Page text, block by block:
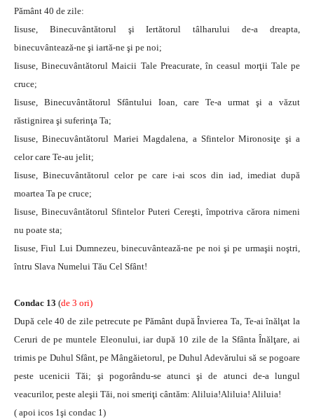
Pământ 40 de zile:
Iisuse, Binecuvântătorul şi Iertătorul tâlharului de-a dreapta,
binecuvântează-ne şi iartă-ne şi pe noi;
Iisuse, Binecuvântătorul Maicii Tale Preacurate, în ceasul morţii Tale pe
cruce;
Iisuse, Binecuvântătorul Sfântului Ioan, care Te-a urmat şi a văzut
răstignirea şi suferinţa Ta;
Iisuse, Binecuvântătorul Mariei Magdalena, a Sfintelor Mironosiţe şi a
celor care Te-au jelit;
Iisuse, Binecuvântătorul celor pe care i-ai scos din iad, imediat după
moartea Ta pe cruce;
Iisuse, Binecuvântătorul Sfintelor Puteri Cereşti, împotriva cărora nimeni
nu poate sta;
Iisuse, Fiul Lui Dumnezeu, binecuvântează-ne pe noi şi pe urmaşii noştri,
întru Slava Numelui Tău Cel Sfânt!
Condac 13 (de 3 ori)
După cele 40 de zile petrecute pe Pământ după Învierea Ta, Te-ai înălţat la
Ceruri de pe muntele Eleonului, iar după 10 zile de la Sfânta Înălţare, ai
trimis pe Duhul Sfânt, pe Mângăietorul, pe Duhul Adevărului să se pogoare
peste ucenicii Tăi; şi pogorându-se atunci şi de atunci de-a lungul
veacurilor, peste aleşii Tăi, noi smeriţi cântăm: Aliluia!Aliluia! Aliluia!
( apoi icos 1şi condac 1)